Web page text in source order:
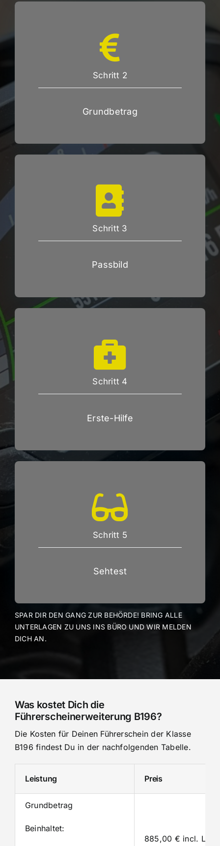
Schritt 2
Grundbetrag
Schritt 3
Passbild
Schritt 4
Erste-Hilfe
Schritt 5
Sehtest
SPAR DIR DEN GANG ZUR BEHÖRDE! BRING ALLE
UNTERLAGEN ZU UNS INS BÜRO UND WIR MELDEN
DICH AN.
Was kostet Dich die
Führerscheinerweiterung B196?
Die Kosten für Deinen Führerschein der Klasse
B196 findest Du in der nachfolgenden Tabelle.
Leistung Preis
Grundbetrag
Beinhaltet:
885,00 € incl.